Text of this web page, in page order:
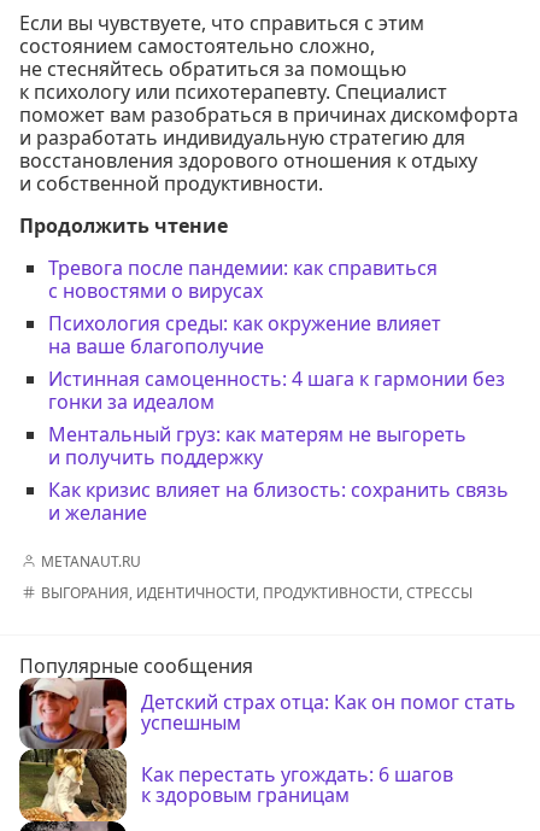
Если вы чувствуете, что справиться с этим
состоянием самостоятельно сложно,
не стесняйтесь обратиться за помощью
к психологу или психотерапевту. Специалист
поможет вам разобраться в причинах дискомфорта
и разработать индивидуальную стратегию для
восстановления здорового отношения к отдыху
и собственной продуктивности.
Продолжить чтение
Тревога после пандемии: как справиться
с новостями о вирусах
Психология среды: как окружение влияет
на ваше благополучие
Истинная самоценность: 4 шага к гармонии без
гонки за идеалом
Ментальный груз: как матерям не выгореть
и получить поддержку
Как кризис влияет на близость: сохранить связь
и желание
METANAUT.RU
ВЫГОРАНИЯ, ИДЕНТИЧНОСТИ, ПРОДУКТИВНОСТИ,СТРЕССЫ
Популярные сообщения
Детский страх отца: Как он помог стать
успешным
Как перестать угождать: 6 шагов
к здоровым границам